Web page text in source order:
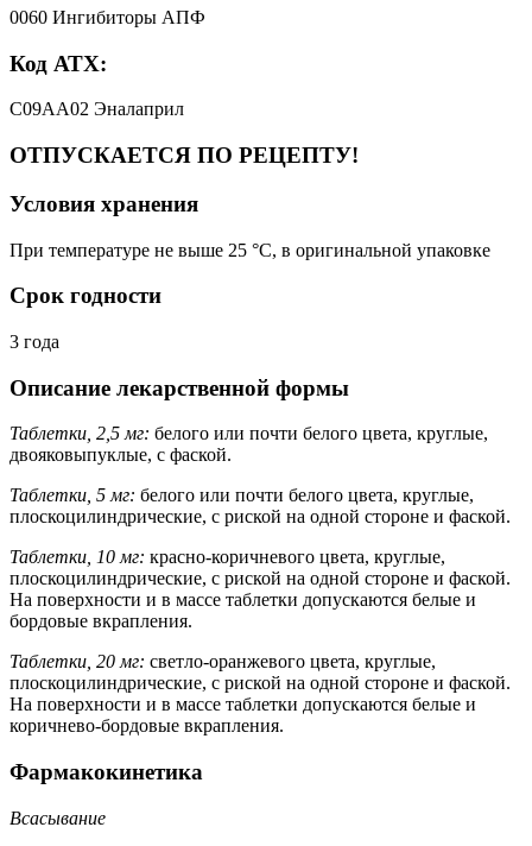
0060 Ингибиторы АПФ
Код АТХ:
C09AA02 Эналаприл
ОТПУСКАЕТСЯ ПО РЕЦЕПТУ!
Условия хранения
При температуре не выше 25 °C, в оригинальной упаковке
Срок годности
3 года
Описание лекарственной формы
Таблетки, 2,5 мг: белого или почти белого цвета, круглые,
двояковыпуклые, с фаской.
Таблетки, 5 мг: белого или почти белого цвета, круглые,
плоскоцилиндрические, с риской на одной стороне и фаской.
Таблетки, 10 мг: красно-коричневого цвета, круглые,
плоскоцилиндрические, с риской на одной стороне и фаской.
На поверхности и в массе таблетки допускаются белые и
бордовые вкрапления.
Таблетки, 20 мг: светло-оранжевого цвета, круглые,
плоскоцилиндрические, с риской на одной стороне и фаской.
На поверхности и в массе таблетки допускаются белые и
коричнево-бордовые вкрапления.
Фармакокинетика
Всасывание